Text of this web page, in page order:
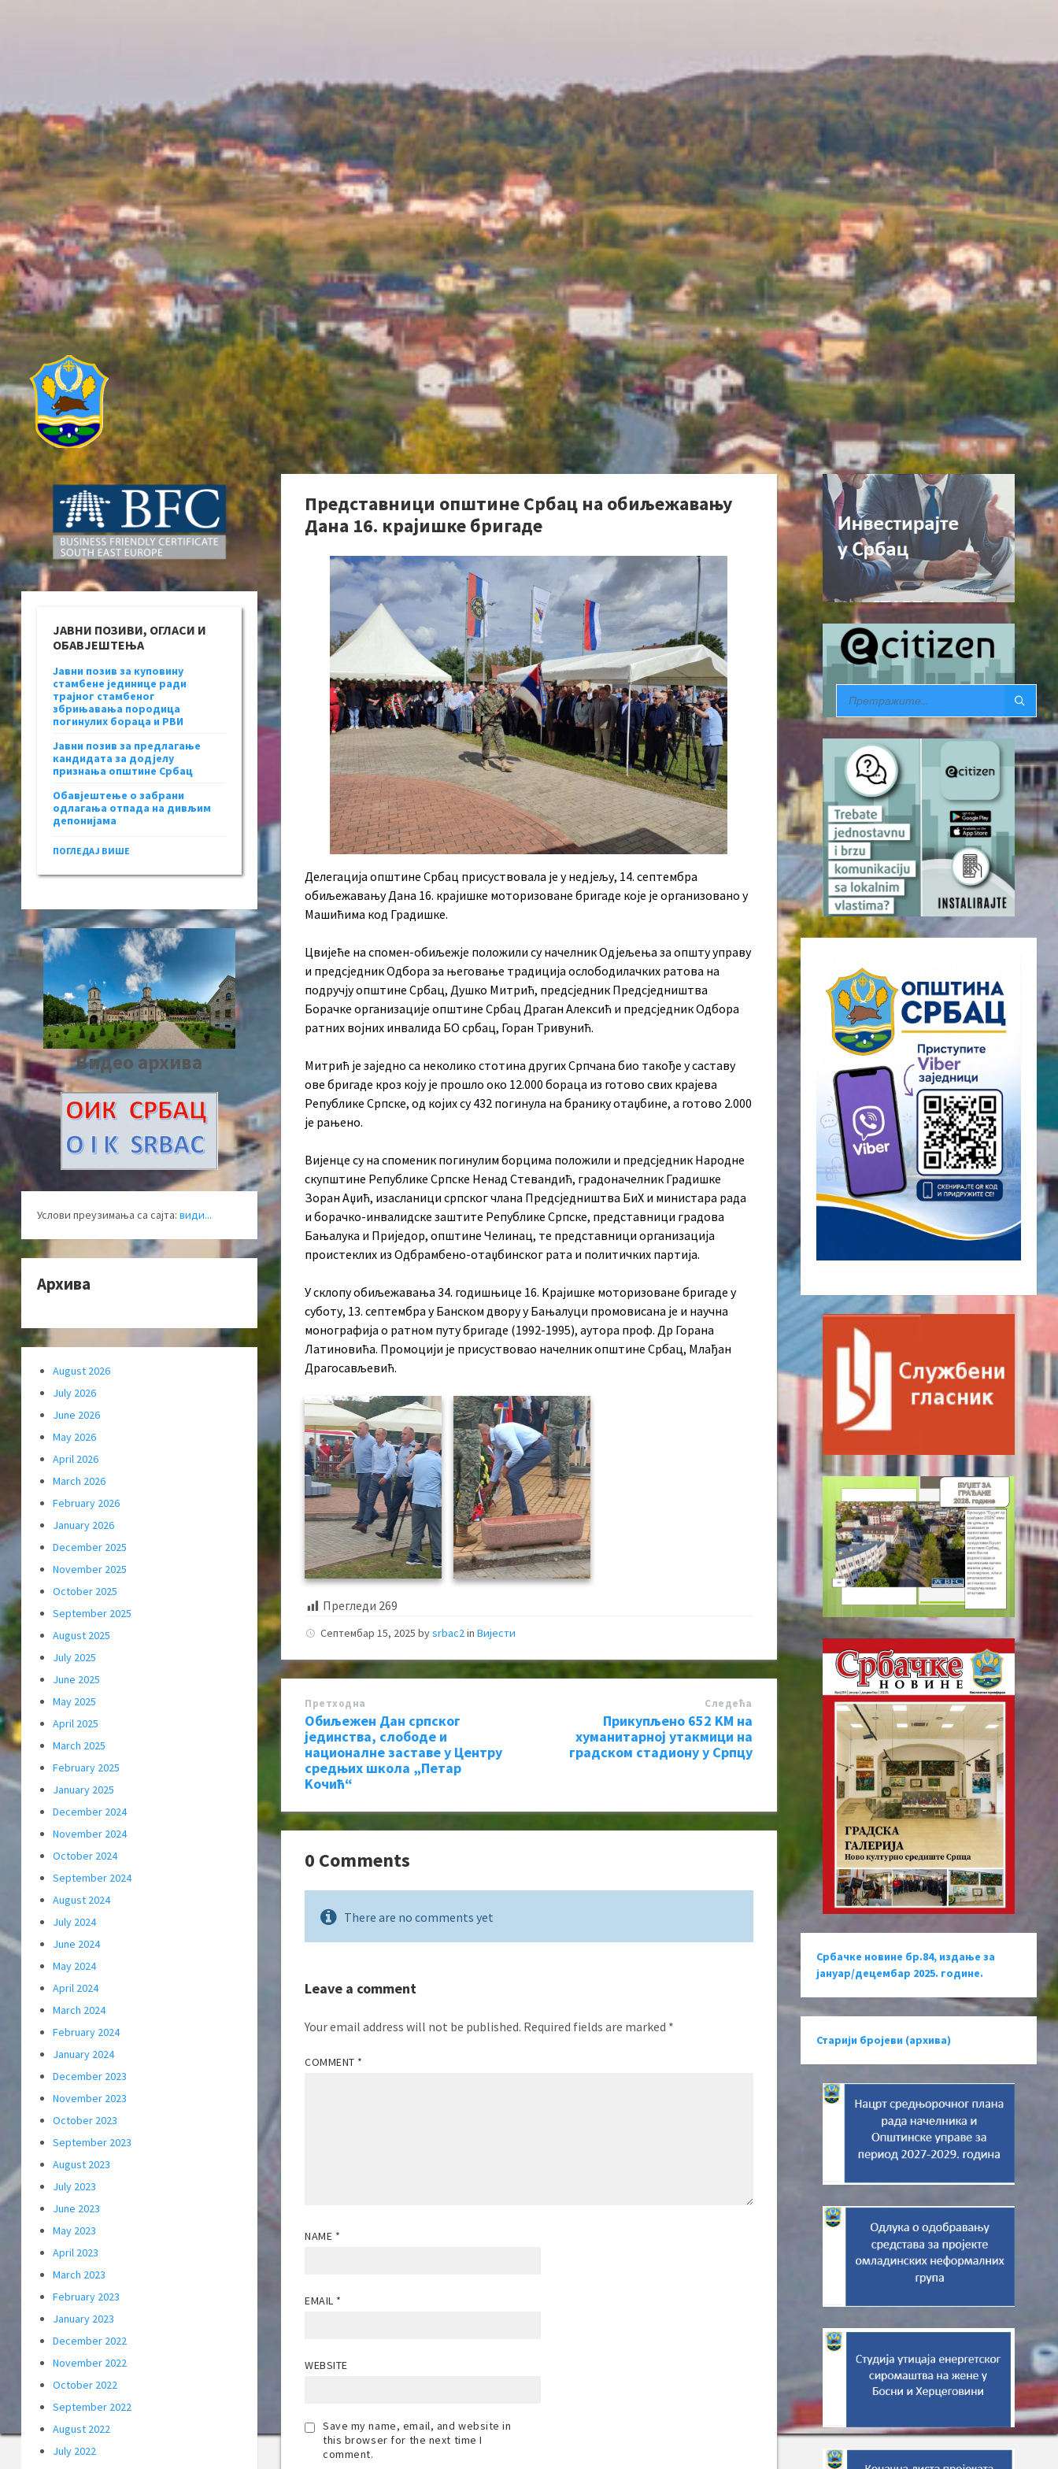
Представници општине Србац на обиљежавању
Дана 16. крајишке бригаде
Делегација општине Србац присуствовала је у недјељу, 14. септембра
обиљежавању Дана 16. крајишке моторизоване бригаде које је организовано у
Машићима код Градишке.
Цвијеће на спомен-обиљежје положили су начелник Одјељења за општу управу
и предсједник Одбора за његовање традиција ослободилачких ратова на
подручју општине Србац, Душко Митрић, предсједник Предсједништва
Борачке организације општине Србац Драган Алексић и предсједник Одбора
ратних војних инвалида БО србац, Горан Тривунић.
Митрић је заједно са неколико стотина других Српчана био такође у саставу
ове бригаде кроз коју је прошло око 12.000 бораца из готово свих крајева
Републике Српске, од којих су 432 погинула на бранику отаџбине, а готово 2.000
је рањено.
Вијенце су на споменик погинулим борцима положили и предсједник Народне
скупштине Републике Српске Ненад Стевандић, градоначелник Градишке
Зоран Аџић, изасланици српског члана Предсједништва БиХ и министара рада
и борачко-инвалидске заштите Републике Српске, представници градова
Бањалука и Приједор, општине Челинац, те представници организација
проистеклих из Одбрамбено-отаџбинског рата и политичких партија.
У склопу обиљежавања 34. годишњице 16. Kрајишке моторизоване бригаде у
суботу, 13. септембра у Банском двору у Бањалуци промовисана је и научна
монографија о ратном путу бригаде (1992-1995), аутора проф. Др Горана
Латиновића. Промоцији је присуствовао начелник општине Србац, Млађан
Драгосављевић.
Прегледи 269
Септембар 15, 2025 bysrbac2 in Вијести
Претходна
Обиљежен Дан српског
јединства, слободе и
националне заставе у Центру
средњих школа „Петар
Kочић“
Следећa
Прикупљено 652 KМ на
хуманитарној утакмици на
градском стадиону у Српцу
0 Comments
There are no comments yet
Leave a comment
Your email address will not be published. Required fields are marked *
COMMENT *
NAME *
EMAIL *
WEBSITE
Save my name, email, and website in
this browser for the next time I
comment.
ЈАВНИ ПОЗИВИ, ОГЛАСИ И
ОБАВЈЕШТЕЊА
Јавни позив за куповину
стамбене јединице ради
трајног стамбеног
збрињавања породица
погинулих бораца и РВИ
Јавни позив за предлагање
кандидата за додјелу
признања општине Србац
Обавјештење о забрани
одлагања отпада на дивљим
депонијама
ПОГЛЕДАЈ ВИШЕ
Видео архива
Услови преузимања са сајта: види...
Архива
August 2026
July 2026
June 2026
May 2026
April 2026
March 2026
February 2026
January 2026
December 2025
November 2025
October 2025
September 2025
August 2025
July 2025
June 2025
May 2025
April 2025
March 2025
February 2025
January 2025
December 2024
November 2024
October 2024
September 2024
August 2024
July 2024
June 2024
May 2024
April 2024
March 2024
February 2024
January 2024
December 2023
November 2023
October 2023
September 2023
August 2023
July 2023
June 2023
May 2023
April 2023
March 2023
February 2023
January 2023
December 2022
November 2022
October 2022
September 2022
August 2022
July 2022
Србачке новине бр.84, издање за
јануар/децембар 2025. године.
Старији бројеви (архива)